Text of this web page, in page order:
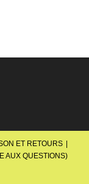
ET RETOURS
AUX QUESTIONS)